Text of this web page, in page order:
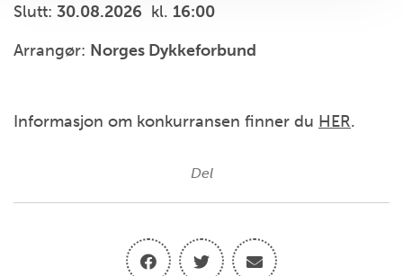
Slutt: 30.08.2026 kl. 16:00
Arrangør: Norges Dykkeforbund
Informasjon om konkurransen finner du HER.
Del